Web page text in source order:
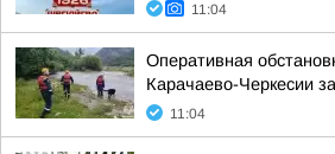
11:04
Оперативная
Карачаево-Черкесии
11:04